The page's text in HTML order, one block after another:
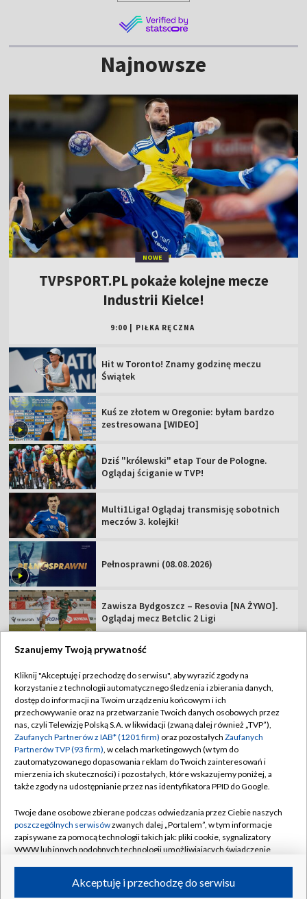
Najnowsze
NOWE
TVPSPORT.PL pokaże kolejne mecze
Industrii Kielce!
9:00 | PIŁKA RĘCZNA
Hit w Toronto! Znamy godzinę meczu
Świątek
Kuś ze złotem w Oregonie: byłam bardzo
zestresowana [WIDEO]
Dziś "królewski" etap Tour de Pologne.
Oglądaj ściganie w TVP!
Multi1Liga! Oglądaj transmisję sobotnich
meczów 3. kolejki!
Pełnosprawni (08.08.2026)
Zawisza Bydgoszcz – Resovia [NA ŻYWO].
Oglądaj mecz Betclic 2 Ligi
TVP
Abonament TVP
Sklep TVP
Biuro Reklamy
Oferta Handlowa
Emisja w TVP
Rada Programowa
Ogłoszenia przetargowe
Akademia Telewizyjna
Regulamin TVP
Polityka prywatności
Moje zgody
Biuro reklamy
Kanały
©2026 Telewizja Polska Spółka Akcyjna w likwidacji
Szanujemy Twoją prywatność
Kliknij "Akceptuję i przechodzę do serwisu", aby wyrazić zgody na
korzystanie z technologii automatycznego śledzenia i zbierania danych,
dostęp do informacji na Twoim urządzeniu końcowym i ich
przechowywanie oraz na przetwarzanie Twoich danych osobowych przez
nas, czyli Telewizję Polską S.A. w likwidacji (zwaną dalej również „TVP”),
Zaufanych Partnerów z IAB* (1201 firm) oraz pozostałych Zaufanych
Partnerów TVP (93 firm), w celach marketingowych (w tym do
zautomatyzowanego dopasowania reklam do Twoich zainteresowań i
mierzenia ich skuteczności) i pozostałych, które wskazujemy poniżej, a
także zgody na udostępnianie przez nas identyfikatora PPID do Google.
Twoje dane osobowe zbierane podczas odwiedzania przez Ciebie naszych
poszczególnych serwisówzwanych dalej „Portalem”, w tym informacje
zapisywane za pomocą technologii takich jak: pliki cookie, sygnalizatory
WWW lub innych podobnych technologii umożliwiających świadczenie
ruchu w Internecie.Akceptuję i przechodzę do serwisu